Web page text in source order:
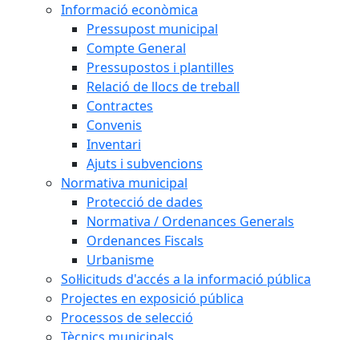
Informació econòmica
Pressupost municipal
Compte General
Pressupostos i plantilles
Relació de llocs de treball
Contractes
Convenis
Inventari
Ajuts i subvencions
Normativa municipal
Protecció de dades
Normativa / Ordenances Generals
Ordenances Fiscals
Urbanisme
Sol·licituds d'accés a la informació pública
Projectes en exposició pública
Processos de selecció